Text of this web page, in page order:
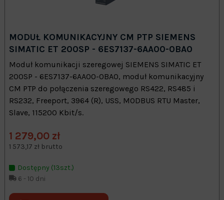
MODUŁ KOMUNIKACYJNY CM PTP SIEMENS
SIMATIC ET 200SP - 6ES7137-6AA00-0BA0
Moduł komunikacji szeregowej SIEMENS SIMATIC ET
200SP - 6ES7137-6AA00-0BA0, moduł komunikacyjny
CM PTP do połączenia szeregowego RS422, RS485 i
RS232, Freeport, 3964 (R), USS, MODBUS RTU Master,
Slave, 115200 Kbit/s.
1 279,00 zł
1 573,17 zł brutto
Dostępny (13szt.)
6 - 10 dni